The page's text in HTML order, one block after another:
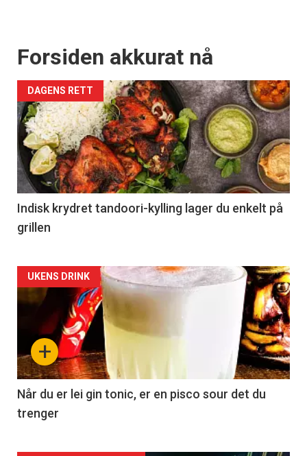
Forsiden akkurat nå
DAGENS RETT
Indisk krydret tandoori-kylling lager du enkelt på
grillen
Forsiden
akkurat
nå
-
2
+
UKENS DRINK
Når du er lei gin tonic, er en pisco sour det du
trenger